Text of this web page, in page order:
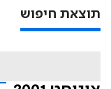
תוצאת חיפוש